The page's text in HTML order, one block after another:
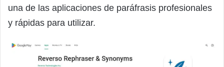
una de las aplicaciones de paráfrasis profesionales
y rápidas para utilizar.